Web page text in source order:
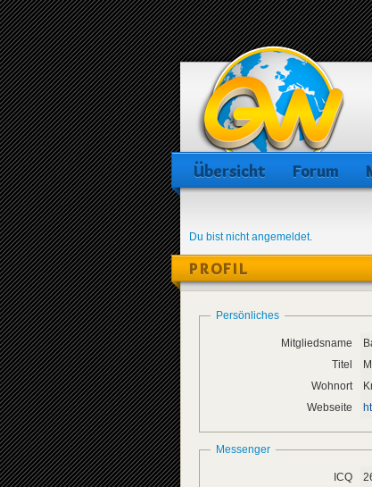
Übersicht Forum
Du bist nicht angemeldet.
PROFIL
Persönliches
Mitgliedsname
Titel
Wohnort
Webseite
Messenger
ICQ